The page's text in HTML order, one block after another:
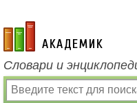
academic.ru
Словари и